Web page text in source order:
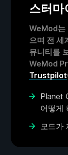
스터마
WeMod는
으며 전 세
뮤니티를
WeMod
Trustpilot
Planet
어떻게
모드가